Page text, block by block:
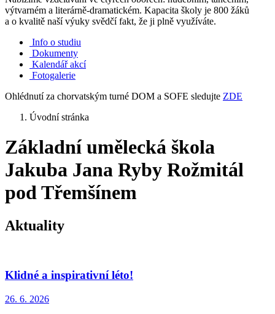
výtvarném a literárně-dramatickém. Kapacita školy je 800 žáků
a o kvalitě naší výuky svědčí fakt, že ji plně využíváte.
Info o studiu
Dokumenty
Kalendář akcí
Fotogalerie
Ohlédnutí za chorvatským turné DOM a SOFE sledujte ZDE
Úvodní stránka
Základní umělecká škola
Jakuba Jana Ryby Rožmitál
pod Třemšínem
Aktuality
Klidné a inspirativní léto!
26. 6. 2026